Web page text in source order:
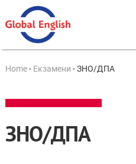
TOEFL
IELTS
Home- Екзамени -ЗНО/ДПА
ЗНО/ДПА